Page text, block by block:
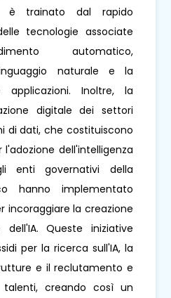
è trainato dal rapido
tecnologie associate
automatico,
naturale e la
Inoltre, la
digitale dei settori
di dati, che costituiscono
dell'intelligenza
enti governativi della
hanno implementato
incoraggiare la creazione
Queste iniziative
per la ricerca sull'IA, la
e il reclutamento e
talenti, creando così un